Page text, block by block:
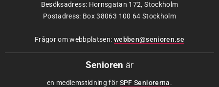
Besöksadress: Hornsgatan 172, Stockholm
Postadress: Box 38063 100 64 Stockholm
Frågor om webbplatsen: webben@senioren.se
Senioren är
en medlemstidning för SPF Seniorerna.